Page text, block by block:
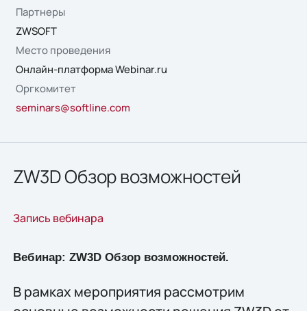
Партнеры
ZWSOFT
Место проведения
Онлайн-платформа Webinar.ru
Оргкомитет
seminars@softline.com
ZW3D Обзор возможностей
Запись вебинара
Вебинар: ZW3D Обзор возможностей.
В рамках мероприятия рассмотрим